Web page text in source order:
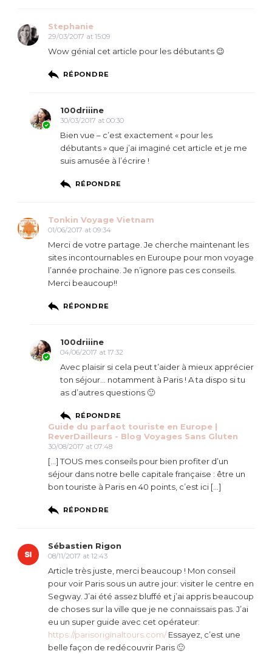
Stephanie
29/03/2017 at 15:09
Wow génial cet article pour les débutants 😉
RÉPONDRE
100driiine
30/03/2017 at 00:30
Bien vue – c’est exactement « pour les
débutants » que j’ai imaginé cet article et je me
suis amusée à l’écrire !
RÉPONDRE
Tonkin Voyage Vietnam
01/06/2017 at 09:34
Merci de votre partage. Je cherche maintenant les
sites incontournables en Euroupe pour mon voyage
l’année prochaine. Je n’ignore pas ces conseils.
Merci beaucoup!!
RÉPONDRE
100driiine
04/06/2017 at 17:32
Avec plaisir si cela peut t’aider à mieux apprécier
ton séjour… notamment à Paris ! A ta dispo si tu
as d’autres questions 🙂
RÉPONDRE
Guide du parfaot touriste en Europe |
ReverDailleurs - Blog Voyages Sans Gluten
30/08/2017 at 07:48
[…] TOUS mes conseils pour bien profiter d’un
séjour dans notre belle capitale française : être un
bon touriste à Paris en 40 points, c’est ici […]
RÉPONDRE
Sébastien Rigon
08/11/2017 at 12:43
Article très juste, merci beaucoup ! Mon conseil
pour voir Paris sous un autre jour: visiter le centre en
Segway. J’ai été assez bluffé et j’ai appris beaucoup
de choses sur la ville que je ne connaissais pas. J’ai
eu un super guide avec cet opérateur:
https://parisoriginaltours.com/Essayez, c’est une
belle façon de redécouvrir Paris 🙂